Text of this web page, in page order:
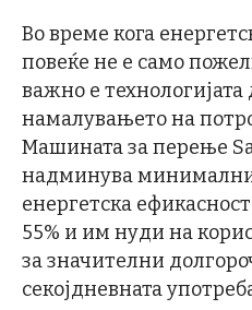
Во време кога
повеќе не е само
важно е технологијата
намалувањето на
Машината за перење
надминува
енергетска
55% и им нуди на
за значителни
секојдневната